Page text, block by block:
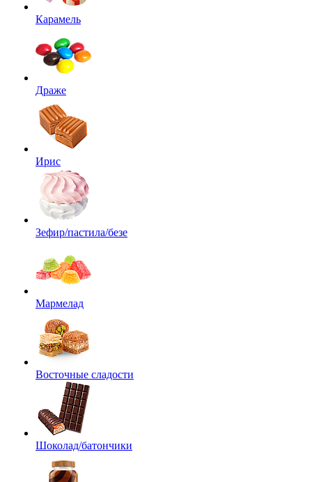
Карамель
Драже
Ирис
Зефир/пастила/безе
Мармелад
Восточные сладости
Шоколад/батончики